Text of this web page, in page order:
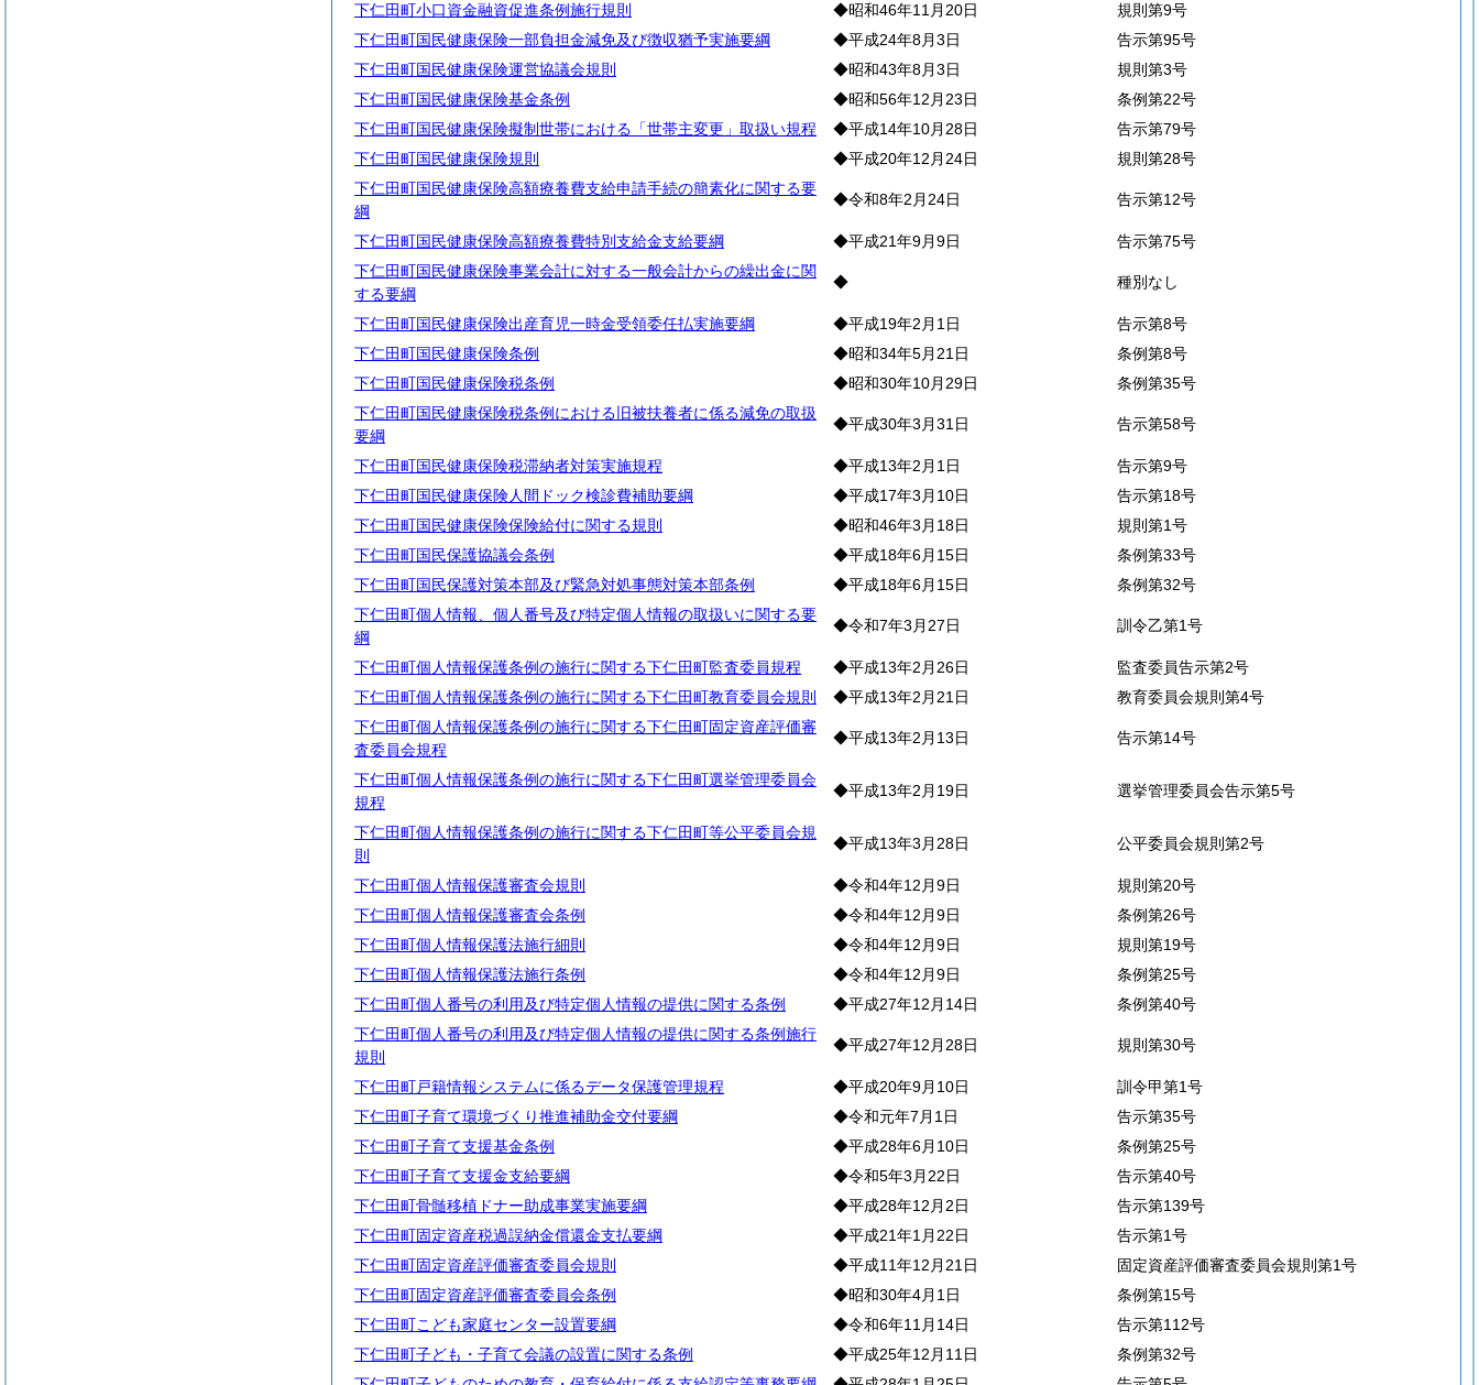
下仁田町小口資金融資促進条例施行規則
◆昭和46年11月20日
規則第9号
下仁田町国民健康保険一部負担金減免及び徴収猶予実施要綱
◆平成24年8月3日
告示第95号
下仁田町国民健康保険運営協議会規則
◆昭和43年8月3日
規則第3号
下仁田町国民健康保険基金条例
◆昭和56年12月23日
条例第22号
下仁田町国民健康保険擬制世帯における「世帯主変更」取扱い規程
◆平成14年10月28日
告示第79号
下仁田町国民健康保険規則
◆平成20年12月24日
規則第28号
下仁田町国民健康保険高額療養費支給申請手続の簡素化に関する要
綱
◆令和8年2月24日 告示第12号
下仁田町国民健康保険高額療養費特別支給金支給要綱 ◆平成21年9月9日
告示第75号
下仁田町国民健康保険事業会計に対する一般会計からの繰出金に関
する要綱
◆ 種別なし
下仁田町国民健康保険出産育児一時金受領委任払実施要綱 ◆平成19年2月1日
告示第8号
下仁田町国民健康保険条例
◆昭和34年5月21日
条例第8号
下仁田町国民健康保険税条例
◆昭和30年10月29日
条例第35号
下仁田町国民健康保険税条例における旧被扶養者に係る減免の取扱
要綱
◆平成30年3月31日 告示第58号
下仁田町国民健康保険税滞納者対策実施規程 ◆平成13年2月1日
告示第9号
下仁田町国民健康保険人間ドック検診費補助要綱
◆平成17年3月10日
告示第18号
下仁田町国民健康保険保険給付に関する規則
◆昭和46年3月18日
規則第1号
下仁田町国民保護協議会条例
◆平成18年6月15日
条例第33号
下仁田町国民保護対策本部及び緊急対処事態対策本部条例
◆平成18年6月15日
条例第32号
下仁田町個人情報、個人番号及び特定個人情報の取扱いに関する要
綱
◆令和7年3月27日 訓令乙第1号
下仁田町個人情報保護条例の施行に関する下仁田町監査委員規程 ◆平成13年2月26日
監査委員告示第2号
下仁田町個人情報保護条例の施行に関する下仁田町教育委員会規則
◆平成13年2月21日
教育委員会規則第4号
下仁田町個人情報保護条例の施行に関する下仁田町固定資産評価審
査委員会規程
◆平成13年2月13日 告示第14号
下仁田町個人情報保護条例の施行に関する下仁田町選挙管理委員会
規程
◆平成13年2月19日 選挙管理委員会告示第5号
下仁田町個人情報保護条例の施行に関する下仁田町等公平委員会規
則
◆平成13年3月28日 公平委員会規則第2号
下仁田町個人情報保護審査会規則 ◆令和4年12月9日
規則第20号
下仁田町個人情報保護審査会条例
◆令和4年12月9日
条例第26号
下仁田町個人情報保護法施行細則
◆令和4年12月9日
規則第19号
下仁田町個人情報保護法施行条例
◆令和4年12月9日
条例第25号
下仁田町個人番号の利用及び特定個人情報の提供に関する条例
◆平成27年12月14日
条例第40号
下仁田町個人番号の利用及び特定個人情報の提供に関する条例施行
規則
◆平成27年12月28日 規則第30号
下仁田町戸籍情報システムに係るデータ保護管理規程 ◆平成20年9月10日
訓令甲第1号
下仁田町子育て環境づくり推進補助金交付要綱
◆令和元年7月1日
告示第35号
下仁田町子育て支援基金条例
◆平成28年6月10日
条例第25号
下仁田町子育て支援金支給要綱
◆令和5年3月22日
告示第40号
下仁田町骨髄移植ドナー助成事業実施要綱
◆平成28年12月2日
告示第139号
下仁田町固定資産税過誤納金償還金支払要綱
◆平成21年1月22日
告示第1号
下仁田町固定資産評価審査委員会規則
◆平成11年12月21日
固定資産評価審査委員会規則第1号
下仁田町固定資産評価審査委員会条例
◆昭和30年4月1日
条例第15号
下仁田町こども家庭センター設置要綱
◆令和6年11月14日
告示第112号
下仁田町子ども・子育て会議の設置に関する条例
◆平成25年12月11日
条例第32号